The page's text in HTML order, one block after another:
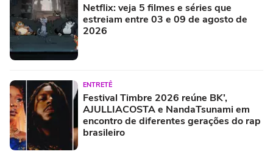
Netflix: veja 5 filmes e séries que
estreiam entre 03 e 09 de agosto de
2026
ENTRETÊ
Festival Timbre 2026 reúne BK’,
AJULLIACOSTA e NandaTsunami em
encontro de diferentes gerações do rap
brasileiro